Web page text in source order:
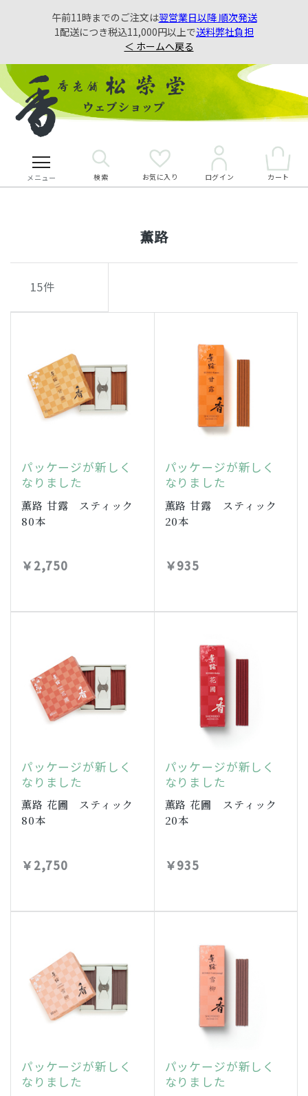
午前11時までのご注文は翌営業日以降 順次発送
1配送につき税込11,000円以上で送料弊社負担
＜ ホームへ戻る
メニュー 検索 お気に入り ログイン カート
薫路
15件
パッケージが新しく
なりました
薫路 甘露 スティック
80本
￥2,750
パッケージが新しく
なりました
薫路 甘露 スティック
20本
￥935
パッケージが新しく
なりました
薫路 花圃 スティック
80本
￥2,750
パッケージが新しく
なりました
薫路 花圃 スティック
20本
￥935
パッケージが新しく
なりました
パッケージが新しく
なりました